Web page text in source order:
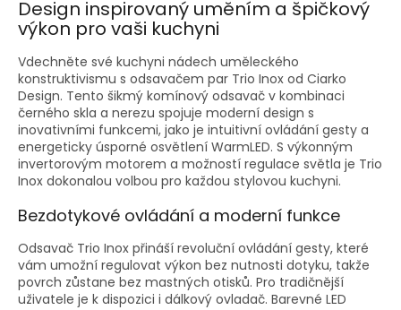
Design inspirovaný uměním a špičkový
výkon pro vaši kuchyni
Vdechněte své kuchyni nádech uměleckého
konstruktivismu s odsavačem par Trio Inox od Ciarko
Design. Tento šikmý komínový odsavač v kombinaci
černého skla a nerezu spojuje moderní design s
inovativními funkcemi, jako je intuitivní ovládání gesty a
energeticky úsporné osvětlení WarmLED. S výkonným
invertorovým motorem a možností regulace světla je Trio
Inox dokonalou volbou pro každou stylovou kuchyni.
Bezdotykové ovládání a moderní funkce
Odsavač Trio Inox přináší revoluční ovládání gesty, které
vám umožní regulovat výkon bez nutnosti dotyku, takže
povrch zůstane bez mastných otisků. Pro tradičnější
uživatele je k dispozici i dálkový ovladač. Barevné LED